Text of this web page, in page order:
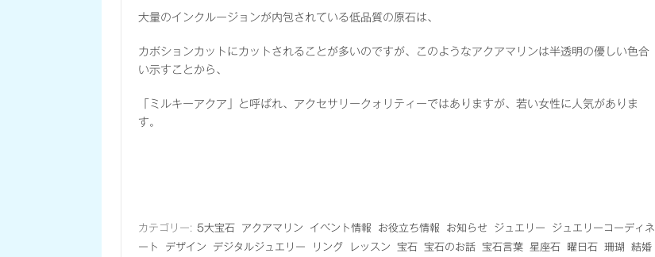
大量のインクルージョンが内包されている低品質の原石は、
カボションカットにカットされることが多いのですが、このようなアクアマリンは半透明の優しい色合
い示すことから、
「ミルキーアクア」と呼ばれ、アクセサリークォリティーではありますが、若い女性に人気がありま
す。
カテゴリー: 5大宝石 アクアマリン イベント情報 お役立ち情報 お知らせ ジュエリー
ジュエリーコーディネ
ート
デザイン デジタルジュエリー リング レッスン 宝石 宝石のお話 宝石言葉 星座石 曜日石 珊瑚
結婚